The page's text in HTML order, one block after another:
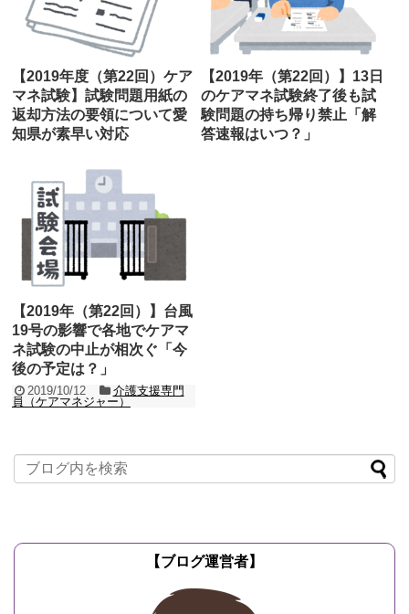
【2019年度（第22回）ケア
マネ試験】試験問題用紙の
返却方法の要領について愛
知県が素早い対応
員（ケアマネジャー）
令和元（2019）年度の第22回介護支援専
門員実務研修受講試験（以下、ケアマネ
試験）では、台風19号の影響で「試験の
中止」「時間を繰...
記事を読む
【2019年（第22回）】13日
のケアマネ試験終了後も試
験問題の持ち帰り禁止「解
答速報はいつ？」
【2019年（第22回）】台風
19号の影響で各地でケアマ
ネ試験の中止が相次ぐ「今
後の予定は？」
2019/10/12
介護支援専門
員（ケアマネジャー）
注意事項...
記事を読む
【ブログ運営者】